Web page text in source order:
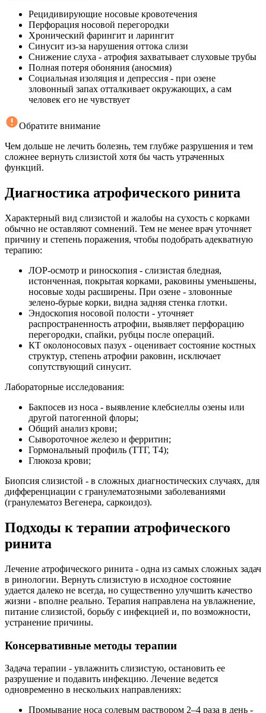
Рецидивирующие носовые кровотечения
Перфорация носовой перегородки
Хронический фарингит и ларингит
Синусит из-за нарушения оттока слизи
Снижение слуха - атрофия захватывает слуховые трубы
Полная потеря обоняния (аносмия)
Социальная изоляция и депрессия - при озене
зловонный запах отталкивает окружающих, а сам
человек его не чувствует
Обратите внимание
Чем дольше не лечить болезнь, тем глубже разрушения и тем
сложнее вернуть слизистой хотя бы часть утраченных
функций.
Диагностика атрофического ринита
Характерный вид слизистой и жалобы на сухость с корками
обычно не оставляют сомнений. Тем не менее врач уточняет
причину и степень поражения, чтобы подобрать адекватную
терапию:
ЛОР-осмотр и риноскопия - слизистая бледная,
истонченная, покрытая корками, раковины уменьшены,
носовые ходы расширены. При озене - зловонные
зелено-бурые корки, видна задняя стенка глотки.
Эндоскопия носовой полости - уточняет
распространенность атрофии, выявляет перфорацию
перегородки, спайки, рубцы после операций.
КТ околоносовых пазух - оценивает состояние костных
структур, степень атрофии раковин, исключает
сопутствующий синусит.
Лабораторные исследования:
Бакпосев из носа - выявление клебсиеллы озены или
другой патогенной флоры;
Общий анализ крови;
Сывороточное железо и ферритин;
Гормональный профиль (ТТГ, Т4);
Глюкоза крови;
Биопсия слизистой - в сложных диагностических случаях, для
дифференциации с гранулематозными заболеваниями
(гранулематоз Вегенера, саркоидоз).
Подходы к терапии атрофического
ринита
Лечение атрофического ринита - одна из самых сложных задач
в ринологии. Вернуть слизистую в исходное состояние
удается далеко не всегда, но существенно улучшить качество
жизни - вполне реально. Терапия направлена на увлажнение,
питание слизистой, борьбу с инфекцией и, по возможности,
устранение причины.
Консервативные методы терапии
Задача терапии - увлажнить слизистую, остановить ее
разрушение и подавить инфекцию. Лечение ведется
одновременно в нескольких направлениях:
Промывание носа солевым раствором 2–4 раза в день -